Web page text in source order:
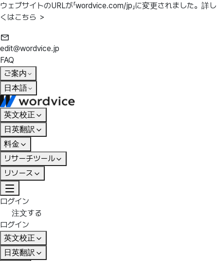
ウェブサイトのURLが「wordvice.com/jp」に変更されました。 詳し
くはこちら ＞
edit@wordvice.jp
FAQ
ご案内
日本語
英文校正
日英翻訳
料金
リサーチツール
リソース
ログイン
注文する
ログイン
英文校正
日英翻訳